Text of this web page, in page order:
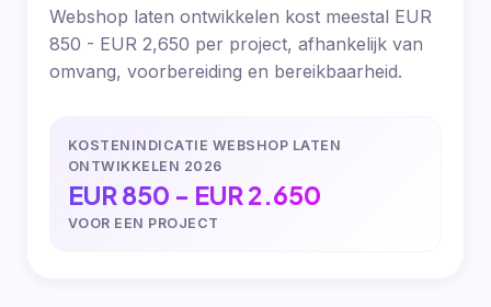
Webshop laten ontwikkelen kost meestal EUR
850 - EUR 2,650 per project, afhankelijk van
omvang, voorbereiding en bereikbaarheid.
KOSTENINDICATIE WEBSHOP LATEN
ONTWIKKELEN 2026
EUR 850 - EUR 2.650
VOOR EEN PROJECT